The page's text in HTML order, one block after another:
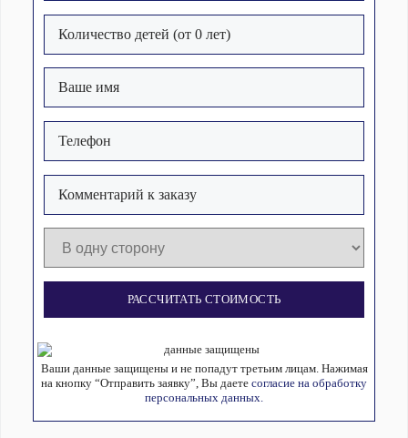
РАССЧИТАТЬ СТОИМОСТЬ
Ваши данные защищены и не попадут третьим лицам. Нажимая
на кнопку “Отправить заявку”, Вы даете согласие на обработку
персональных данных.